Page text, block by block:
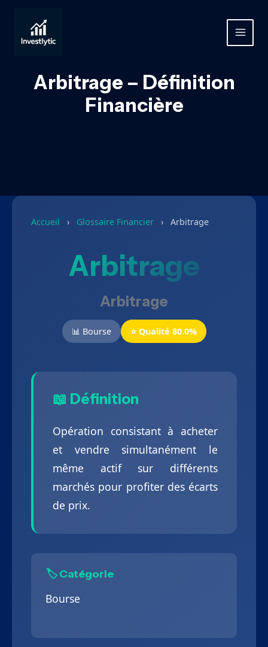
contenu
MAIN
Arbitrage – Définition
Financière
Accueil › Glossaire Financier › Arbitrage
Arbitrage
Arbitrage
📊 Bourse ⭐ Qualité 80.0%
📖 Définition
Opération consistant à acheter
et vendre simultanément le
même actif sur différents
marchés pour profiter des écarts
de prix.
🏷️ Catégorie
Bourse